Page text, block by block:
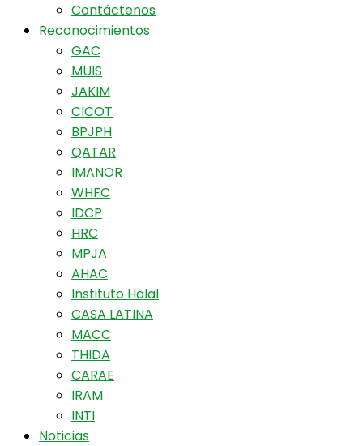
Contáctenos
Reconocimientos
GAC
MUIS
JAKIM
CICOT
BPJPH
QATAR
IMANOR
WHFC
IDCP
HRC
MPJA
AHAC
Instituto Halal
CASA LATINA
MACC
THIDA
CARAE
IRAM
INTI
Noticias